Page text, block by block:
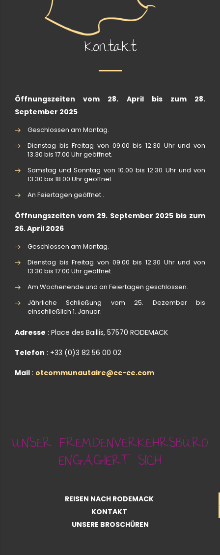
Kontakt
Öffnungszeiten vom 28. April bis zum 28.
September 2025
Geschlossen am Montag.
Dienstag bis Freitag von 09.00 bis 12.30 Uhr und von
13.30 bis 17.00 Uhr geöffnet.
Samstag und Sonntag von 10.00 bis 12.30 Uhr und von
13.30 bis 18.00 Uhr geöffnet.
An Feiertagen geöffnet .
Öffnungszeiten vom 29. September 2025 bis zum
26. April 2026
Geschlossen am Montag.
Dienstag bis Freitag von 09:00 bis 12:30 Uhr und von
13:30 bis 17:00 Uhr geöffnet.
Am Wochenende und an Feiertagen geschlossen.
Jährliche Schließung vom 25. Dezember bis
einschließlich 1. Januar.
Adresse : Place des Baillis, 57570 RODEMACK
Telefon : +33 (0)3 82 56 00 02
Mail : otcommunautaire@cc-ce.com
UNSER FREMDENVERKEHRSBÜRO
ENGAGIERT SICH
REISEN NACH RODEMACK
KONTAKT
UNSERE BROSCHÜREN